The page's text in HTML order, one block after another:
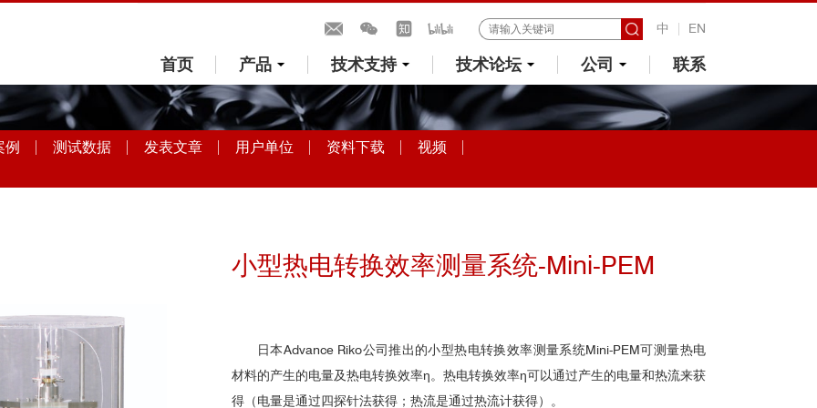
中 EN
首页 产品 技术支持 技术论坛 公司 联系
例 测试数据 发表文章 用户单位 资料下载 视频
小型热电转换效率测量系统-Mini-PEM
日本Advance Riko公司推出的小型热电转换效率测量系统Mini-PEM可测量热电
材料的产生的电量及热电转换效率η。热电转换效率η可以通过产生的电量和热流来获
得（电量是通过四探针法获得；热流是通过热流计获得）。